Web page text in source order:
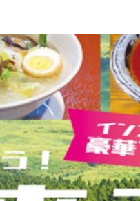
台湾料理 和定食
り 外貨両替機
大分み
イセアドラー 大分市
駅近く 大神ファーム
居酒屋 屋台
平和
新店 日出 日出町
海開き 温泉 湧水
由布市 由布院 甲